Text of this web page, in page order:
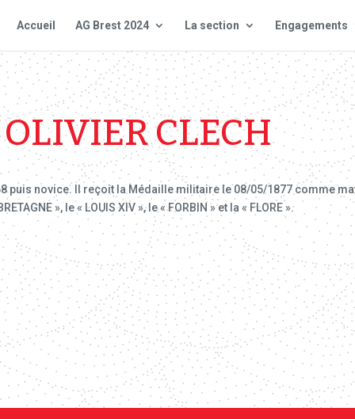
Accueil AG Brest 2024 La section Engagements
CLECH
novice. Il reçoit la Médaille militaire le 08/05/1877 comme
», le « LOUIS XIV », le « FORBIN » et la « FLORE ».